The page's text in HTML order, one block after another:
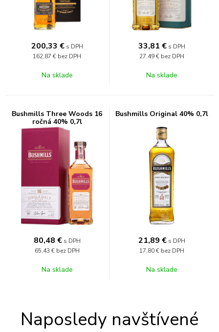
200,33 € s DPH
162,87 € bez DPH
Na sklade
33,81 € s DPH
27,49 € bez DPH
Na sklade
Bushmills Three Woods 16
ročná 40% 0,7l
80,48 € s DPH
65,43 € bez DPH
Na sklade
Bushmills Original 40% 0,7l
21,89 € s DPH
17,80 € bez DPH
Na sklade
Naposledy navštívené